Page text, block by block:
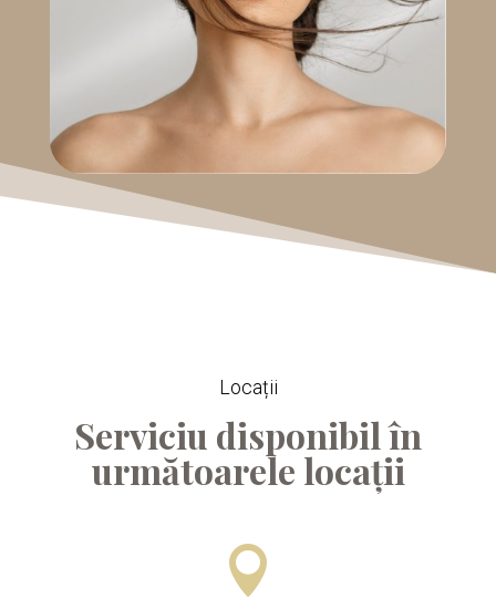
Locații
Serviciu disponibil în
următoarele locații
